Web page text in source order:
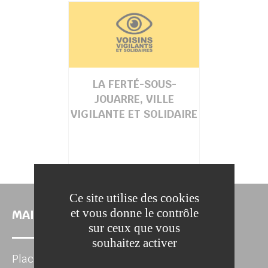
LA FERTÉ-SOUS-
JOUARRE, VILLE
VIGILANTE ET SOLIDAIRE
MAIRIE DE LA FERTÉ-SOUS-JOUARRE
Place de l'Hôtel de Ville
Ce site utilise des cookies
et vous donne le contrôle
sur ceux que vous
souhaitez activer